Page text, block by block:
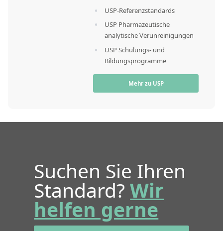
USP-Referenzstandards
USP Pharmazeutische
analytische Verunreinigungen
USP Schulungs- und
Bildungsprogramme
Mehr zu USP
Suchen Sie Ihren
Standard?Wir
helfen gerne